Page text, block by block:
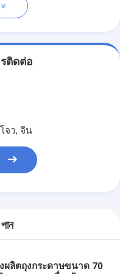
ติดต่อ
จว, จีน
งผลิตถุงกระดาษขนาด 70